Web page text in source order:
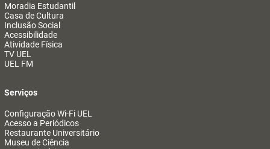
Moradia Estudantil
Casa de Cultura
Inclusão Social
Acessibilidade
Atividade Física
TV UEL
UEL FM
Serviços
Configuração Wi-Fi UEL
Acesso a Periódicos
Restaurante Universitário
Museu de Ciência